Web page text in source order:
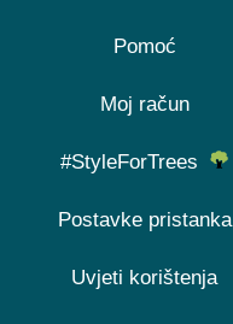
Pomoć
Moj račun
#StyleForTrees
Postavke pristanka
Uvjeti korištenja